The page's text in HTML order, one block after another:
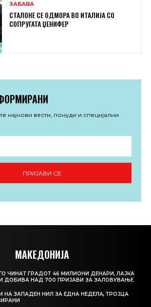
ЗАБАВА
СТАЛОНЕ СЕ ОДМОРА ВО ИТАЛИЈА СО
СОПРУГАТА ЏЕНИФЕР
најнови вести, понуди и специјални
ПРИЈАВИ СЕ
МАКЕДОНИЈА
ЧИНАТ ГРАДОТ 46 МИЛИОНИ ДЕНАРИ, ЛАЈКА
ДОБИВА НАД 700 ПРИЈАВИ ЗА ЗАЛОВУВАЊЕ
НА ЗАПАДЕН НИЛ ЗА ЕДНА НЕДЕЛА, ТРОЈЦА